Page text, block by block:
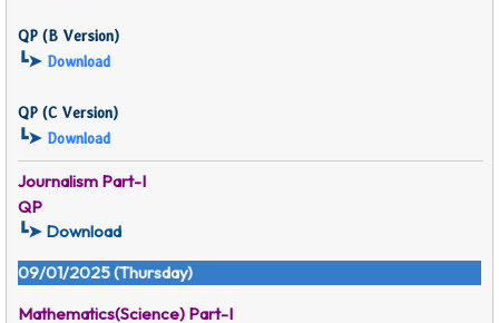
QP (B Version)
┗➤ Download
QP (C Version)
┗➤ Download
Journalism Part-I
QP
┗➤ Download
09/01/2025 (Thursday)
Mathematics(Science) Part-I